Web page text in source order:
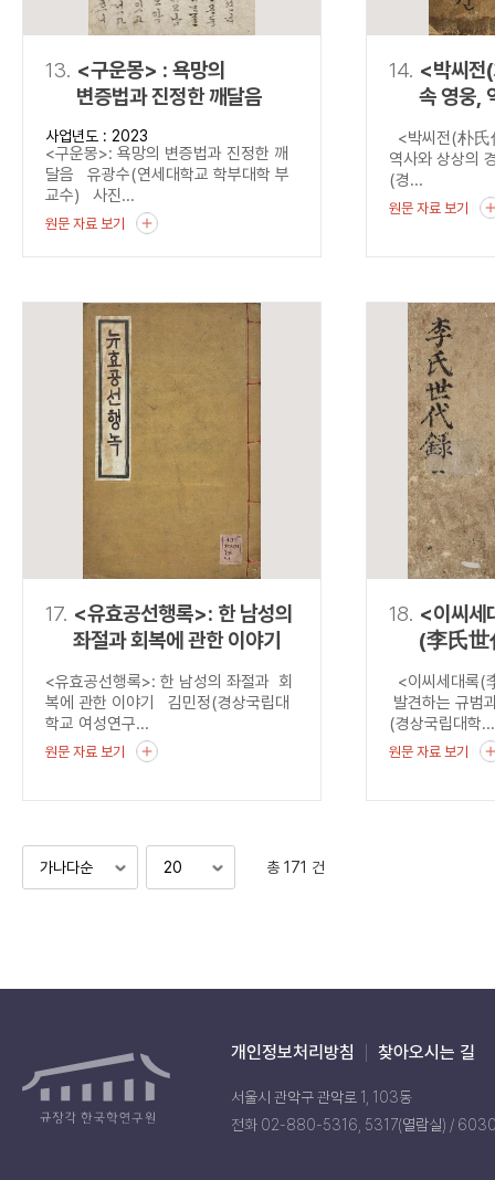
13. <구운몽> : 욕망의
변증법과 진정한 깨달음
사업년도 : 2023
<구운몽>: 욕망의 변증법과 진정한 깨
달음 유광수(연세대학교 학부대학 부
교수) 사진...
원문 자료 보기
14. <박씨
속 영웅,
경계를
<박씨전(朴
역사와 상상의
(경...
원문 자료 보기
17. <유효공선행록>: 한 남성의
좌절과 회복에 관한 이야기
<유효공선행록>: 한 남성의 좌절과 회
복에 관한 이야기 김민정(경상국립대
학교 여성연구...
원문 자료 보기
18. <이씨세
(李氏世
발견하
균열
<이씨세대록
발견하는 규범
(경상국립대학...
원문 자료 보기
총 171 건
개인정보처리방침 찾아오시는 길
서울시 관악구 관악로 1, 103동
전화 02-880-5316, 5317(열람실) /